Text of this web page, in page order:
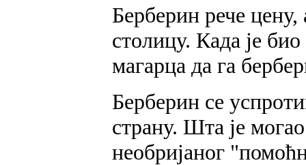
Берберин рече
столицу. Када је
магарца да га
Берберин се
страну. Шта је
необријаног